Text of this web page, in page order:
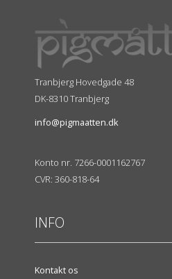
Tranbjerg Hovedgade 48
DK-8310 Tranbjerg
info@pigmaatten.dk
Konto nr. 7266-0001162767
CVR: 360-818-64
INFO
Kontakt os